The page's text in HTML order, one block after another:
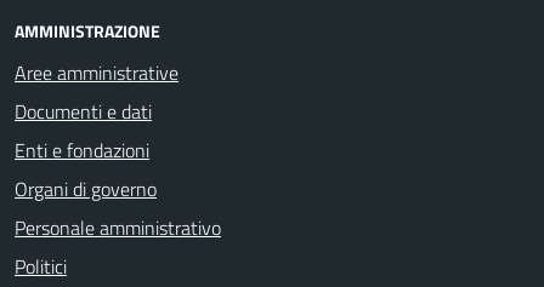
AMMINISTRAZIONE
Aree amministrative
Documenti e dati
Enti e fondazioni
Organi di governo
Personale amministrativo
Politici